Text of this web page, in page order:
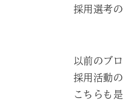
採用選考の
以前のブロ
採用活動
こちらも